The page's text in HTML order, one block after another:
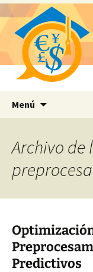
Menú
Archivo de
Predictivos